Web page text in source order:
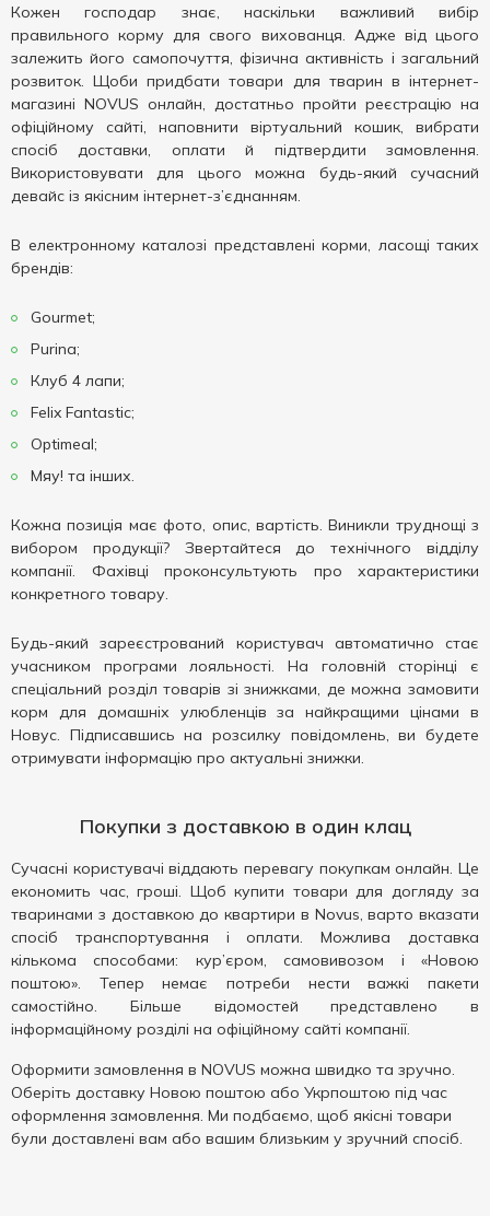
Кожен господар знає, наскільки важливий вибір
правильного корму для свого вихованця. Адже від цього
залежить його самопочуття, фізична активність і загальний
розвиток. Щоби придбати товари для тварин в інтернет-
магазині NOVUS онлайн, достатньо пройти реєстрацію на
офіційному сайті, наповнити віртуальний кошик, вибрати
спосіб доставки, оплати й підтвердити замовлення.
Використовувати для цього можна будь-який сучасний
девайс із якісним інтернет-з’єднанням.
В електронному каталозі представлені корми, ласощі таких
брендів:
Gourmet;
Purina;
Клуб 4 лапи;
Felix Fantastic;
Optimeal;
Мяу! та інших.
Кожна позиція має фото, опис, вартість. Виникли труднощі з
вибором продукції? Звертайтеся до технічного відділу
компанії. Фахівці проконсультують про характеристики
конкретного товару.
Будь-який зареєстрований користувач автоматично стає
учасником програми лояльності. На головній сторінці є
спеціальний розділ товарів зі знижками, де можна замовити
корм для домашніх улюбленців за найкращими цінами в
Новус. Підписавшись на розсилку повідомлень, ви будете
отримувати інформацію про актуальні знижки.
Покупки з доставкою в один клац
Сучасні користувачі віддають перевагу покупкам онлайн. Це
економить час, гроші. Щоб купити товари для догляду за
тваринами з доставкою до квартири в Novus, варто вказати
спосіб транспортування і оплати. Можлива доставка
кількома способами: кур’єром, самовивозом і «Новою
поштою». Тепер немає потреби нести важкі пакети
самостійно. Більше відомостей представлено в
інформаційному розділі на офіційному сайті компанії.
Оформити замовлення в NOVUS можна швидко та зручно.
Оберіть доставку Новою поштою або Укрпоштою під час
оформлення замовлення. Ми подбаємо, щоб якісні товари
були доставлені вам або вашим близьким у зручний спосіб.